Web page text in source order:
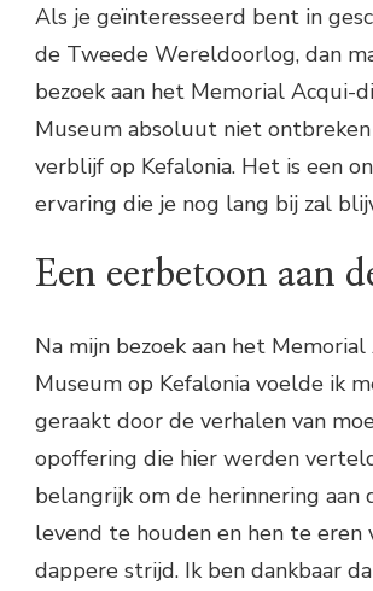
Als je geïnteresseerd bent in
de Tweede Wereldoorlog, dan
bezoek aan het Memorial Acqui-
Museum absoluut niet
verblijf op Kefalonia. Het is een
ervaring die je nog lang bij zal
Een eerbetoon aan
Na mijn bezoek aan het
Museum op Kefalonia voelde ik
geraakt door de verhalen van
opoffering die hier werden
belangrijk om de herinnering aan
levend te houden en hen te eren
dappere strijd. Ik ben dankbaar